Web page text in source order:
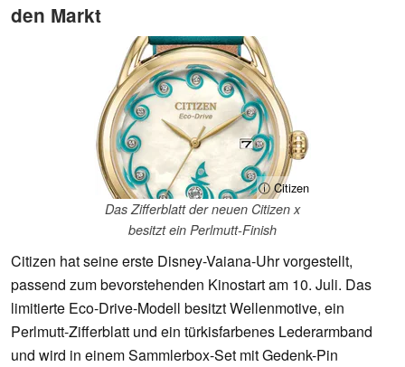
den Markt
ⓘ Citizen
Das Zifferblatt der neuen Citizen x
besitzt ein Perlmutt-Finish
Citizen hat seine erste Disney-Vaiana-Uhr vorgestellt,
passend zum bevorstehenden Kinostart am 10. Juli. Das
limitierte Eco-Drive-Modell besitzt Wellenmotive, ein
Perlmutt-Zifferblatt und ein türkisfarbenes Lederarmband
und wird in einem Sammlerbox-Set mit Gedenk-Pin